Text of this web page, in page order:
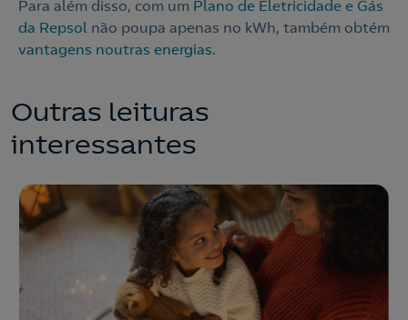
Para além disso, com um Plano de Eletricidade e Gás
da Repsol não poupa apenas no kWh, também obtém
vantagens noutras energias.
Outras leituras
interessantes